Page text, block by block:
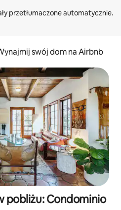
swój dom na Airbnb
pobliżu: Condominio